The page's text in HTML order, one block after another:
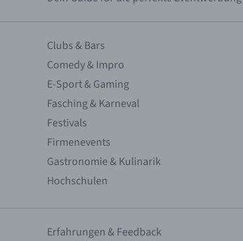
Clubs & Bars
Comedy & Impro
E-Sport & Gaming
Fasching & Karneval
Festivals
Firmenevents
Gastronomie & Kulinarik
Hochschulen
Erfahrungen & Feedback